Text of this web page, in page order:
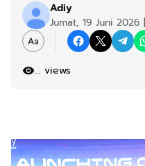
Adiy
Jumat, 19 Juni 2026
... views